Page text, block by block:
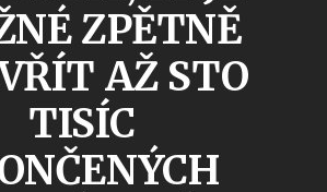
ZPĚTNĚ
AŽ STO
TISÍC